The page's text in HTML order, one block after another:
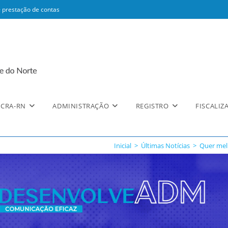
de contas
CRA-RN ADMINISTRAÇÃO REGISTRO
Inicial > Últimas Notícias > Quer